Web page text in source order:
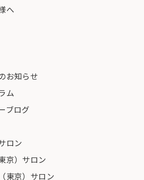
へ
お知らせ
ム
ブログ
ロン
京）サロン
東京）サロン